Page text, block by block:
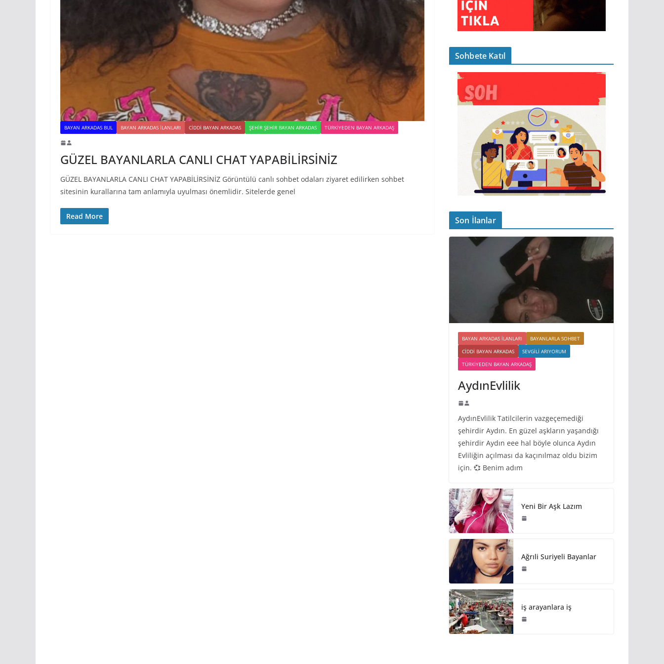
BAYAN ARKADAS BUL BAYAN ARKADAS ILANLARI CIDDI BAYAN ARKADAS ŞEHIR ŞEHIR BAYAN ARKADAS TÜRKIYEDEN BAYAN ARKADAŞ
GÜZEL BAYANLARLA CANLI CHAT YAPABİLİRSİNİZ
GÜZEL BAYANLARLA CANLI CHAT YAPABİLİRSİNİZ Görüntülü canlı sohbet odaları ziyaret edilirken sohbet
sitesinin kurallarına tam anlamıyla uyulması önemlidir. Sitelerde genel
Read More
Sohbete Katıl
Son İlanlar
BAYAN ARKADAS ILANLARI
BAYANLARLA SOHBET
CIDDI BAYAN ARKADAS
SEVGILI ARIYORUM
TÜRKIYEDEN BAYAN ARKADAŞ
AydınEvlilik
AydınEvlilik Tatilcilerin vazgeçemediği
şehirdir Aydın. En güzel aşkların yaşandığı
şehirdir Aydın eee hal böyle olunca Aydın
Evliliğin açılması da kaçınılmaz oldu bizim
için. 💞 Benim adım
Yeni Bir Aşk Lazım
Ağrıli Suriyeli Bayanlar
iş arayanlara iş